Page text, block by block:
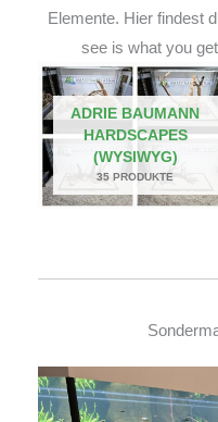
Elemente. Hier findest
see is what you
ADRIE BAUMANN
HARDSCAPES
(WYSIWYG)
35 PRODUKTE